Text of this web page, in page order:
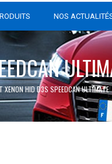
NOS
XENON HID D3S SPEEDCAN ULTIMATE